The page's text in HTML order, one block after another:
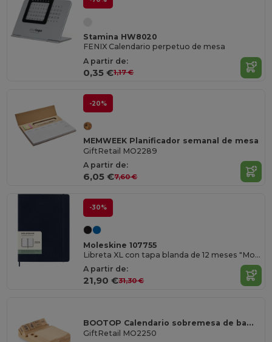
Stamina HW8020
FENIX Calendario perpetuo de mesa
A partir de:
0,35 €1,17 €
-20%
MEMWEEK Planificador semanal de mesa
GiftRetail MO2289
A partir de:
6,05 €7,60 €
-30%
Moleskine 107755
Libreta XL con tapa blanda de 12 meses "Moleskine"
A partir de:
21,90 €31,30 €
BOOTOP Calendario sobremesa de bambú
GiftRetail MO2250